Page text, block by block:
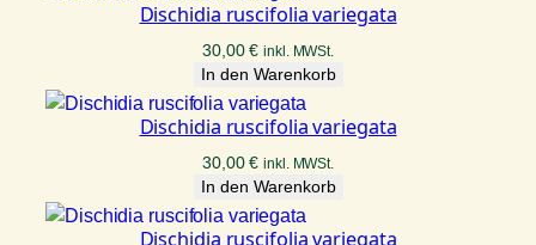
Dischidia ruscifolia variegata
30,00€ inkl. MWSt.
In den Warenkorb
Dischidia ruscifolia variegata
30,00€ inkl. MWSt.
In den Warenkorb
Dischidia ruscifolia variegata